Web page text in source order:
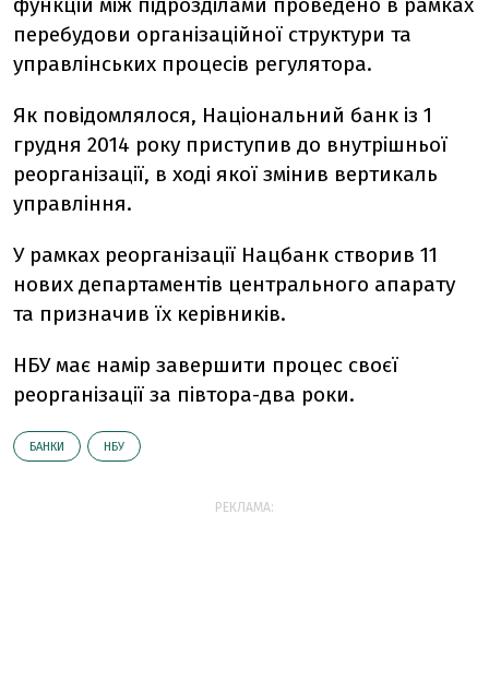
перебудови організаційної структури та
управлінських процесів регулятора.
Як повідомлялося, Національний банк із 1
грудня 2014 року приступив до внутрішньої
реорганізації, в ході якої змінив вертикаль
управління.
У рамках реорганізації Нацбанк створив 11
нових департаментів центрального апарату
та призначив їх керівників.
НБУ має намір завершити процес своєї
реорганізації за півтора-два роки.
БАНКИ НБУ
РЕКЛАМА: